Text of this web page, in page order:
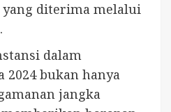
diterima melalui
dalam
2024 bukan hanya
jangka